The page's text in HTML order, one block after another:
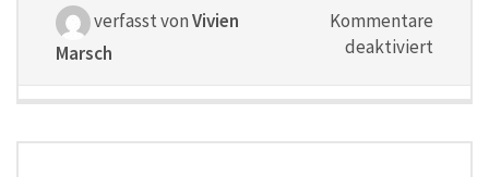
verfasst vonVivien
Marsch
Kommentare
deaktiviert